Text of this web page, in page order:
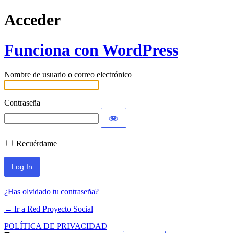
Acceder
Funciona con WordPress
Nombre de usuario o correo electrónico
Contraseña
Recuérdame
¿Has olvidado tu contraseña?
← Ir a Red Proyecto Social
POLÍTICA DE PRIVACIDAD